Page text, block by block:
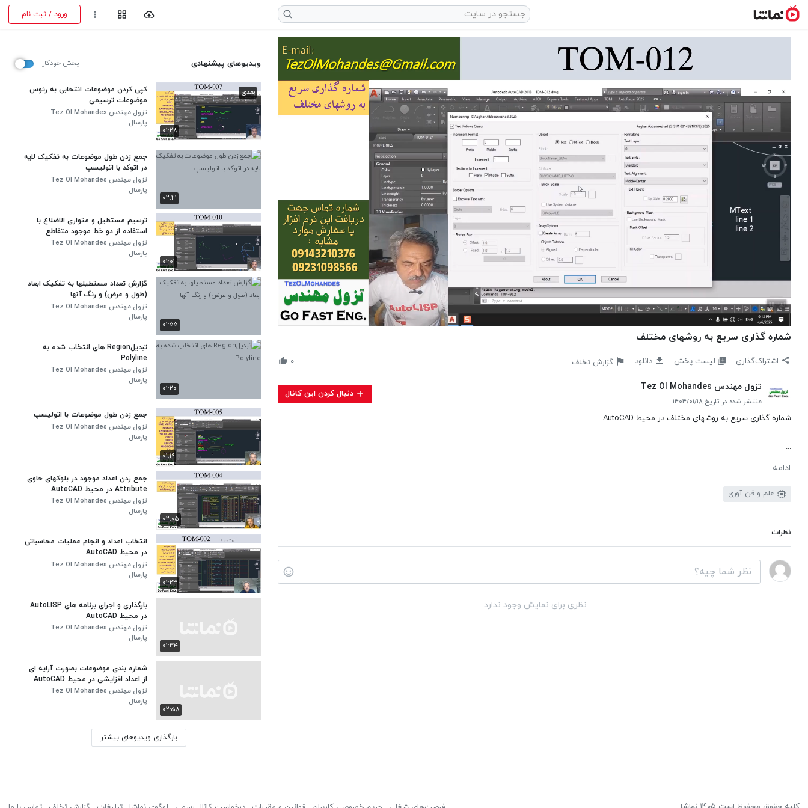
ورود / ثبت نام
شماره گذاری سریع به روشهای مختلف
اشتراک‌گذاری لیست پخش دانلود گزارش تخلف ۰
تزول مهندس Tez Ol Mohandes
منتشر شده در تاریخ ۱۴۰۴/۰۱/۱۸
دنبال کردن این کانال
شماره گذاری سریع به روشهای مختلف در محیط AutoCAD
_____________________________________________________
...
ادامه
علم و فن آوری
نظرات
نظری برای نمایش وجود ندارد.
ویدیوهای پیشنهادی پخش خودکار
۰۱:۲۸
بعدی
کپی کردن موضوعات انتخابی به رئوس
موضوعات ترسیمی
تزول مهندس Tez Ol Mohandes
پارسال
۰۲:۲۱
جمع زدن طول موضوعات به تفکیک لایه
در اتوکد با اتولیسپ
تزول مهندس Tez Ol Mohandes
پارسال
۰۱:۰۱
ترسیم مستطیل و متوازی الاضلاع با
استفاده از دو خط موجود متقاطع
تزول مهندس Tez Ol Mohandes
پارسال
۰۱:۵۵
گزارش تعداد مستطیلها به تفکیک ابعاد
(طول و عرض) و رنگ آنها
تزول مهندس Tez Ol Mohandes
پارسال
۰۱:۲۰
تبدیلRegion های انتخاب شده به
Polyline
تزول مهندس Tez Ol Mohandes
پارسال
۰۱:۱۹
جمع زدن طول موضوعات با اتولیسپ
تزول مهندس Tez Ol Mohandes
پارسال
۰۲:۰۵
جمع زدن اعداد موجود در بلوکهای حاوی
Attribute در محیط AutoCAD
تزول مهندس Tez Ol Mohandes
پارسال
۰۱:۲۳
انتخاب اعداد و انجام عملیات محاسباتی
در محیط AutoCAD
تزول مهندس Tez Ol Mohandes
پارسال
۰۱:۳۴
بارگذاری و اجرای برنامه های AutoLISP
در محیط AutoCAD
تزول مهندس Tez Ol Mohandes
پارسال
۰۲:۵۸
شماره بندی موضوعات بصورت آرایه ای
از اعداد افزایشی در محیط AutoCAD
تزول مهندس Tez Ol Mohandes
پارسال
بارگذاری ویدیوهای بیشتر